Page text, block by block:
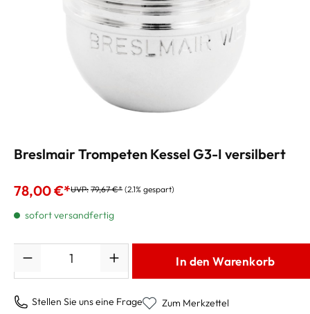
Breslmair Trompeten Kessel G3-I versilbert
78,00 €*UVP: 79,67 €* (2.1% gespart)
sofort versandfertig
In den Warenkorb
Stellen Sie uns eine Frage Zum Merkzettel